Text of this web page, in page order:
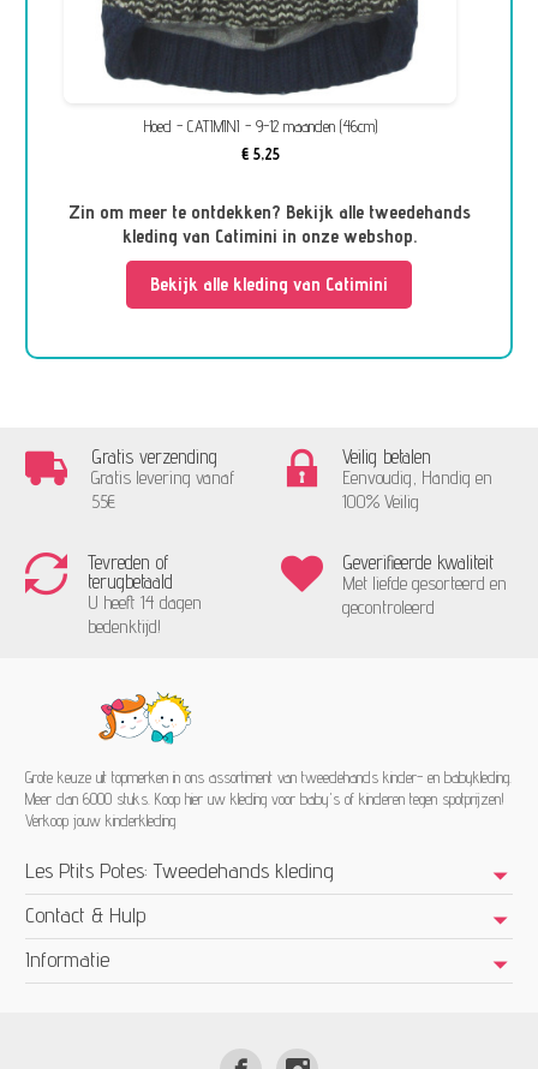
Hoed - CATIMINI - 9-12 maanden (46cm)
€ 5,25
Zin om meer te ontdekken? Bekijk alle tweedehands
kleding van Catimini in onze webshop.
Bekijk alle kleding van Catimini
Gratis verzending
Gratis levering vanaf
55€
Veilig betalen
Eenvoudig, Handig en
100% Veilig
Tevreden of
terugbetaald
U heeft 14 dagen
bedenktijd!
Geverifieerde kwaliteit
Met liefde gesorteerd en
gecontroleerd
Grote keuze uit topmerken in ons assortiment van tweedehands kinder- en babykleding.
Meer dan 6000 stuks. Koop hier uw kleding voor baby's of kinderen tegen spotprijzen!
Verkoop jouw kinderkleding
Les Ptits Potes: Tweedehands kleding
Contact & Hulp
Informatie